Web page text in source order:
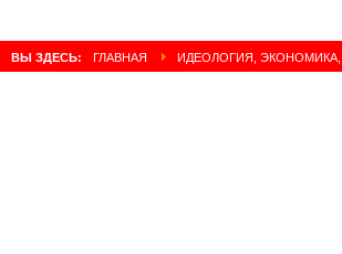
ВЫ ЗДЕСЬ: ГЛАВНАЯ ИДЕОЛОГИЯ,